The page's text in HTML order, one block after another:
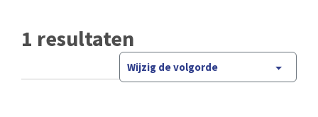
1 resultaten
Wijzig de volgorde